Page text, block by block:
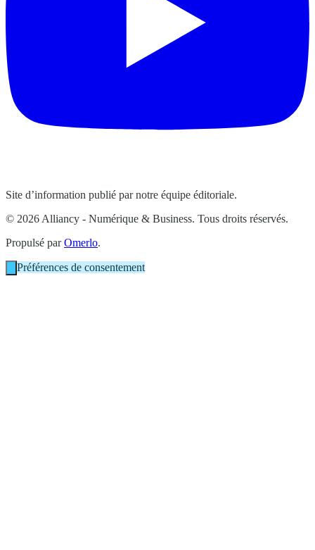
Site d’information publié par notre équipe éditoriale.
© 2026 Alliancy - Numérique & Business. Tous droits réservés.
Propulsé parOmerlo.
Préférences de consentement